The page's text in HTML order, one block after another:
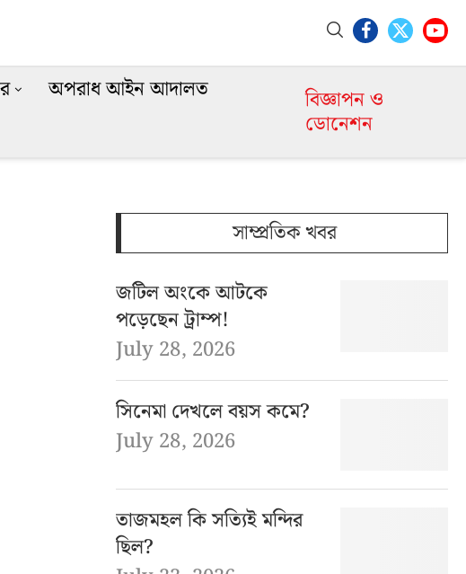
অপরাধ আইন আদালত
বিজ্ঞাপন ও
ডোনেশন
সাম্প্রতিক খবর
জটিল অংকে আটকে
পড়েছেন ট্রাম্প!
July 28, 2026
সিনেমা দেখলে বয়স কমে?
July 28, 2026
তাজমহল কি সত্যিই মন্দির
ছিল?